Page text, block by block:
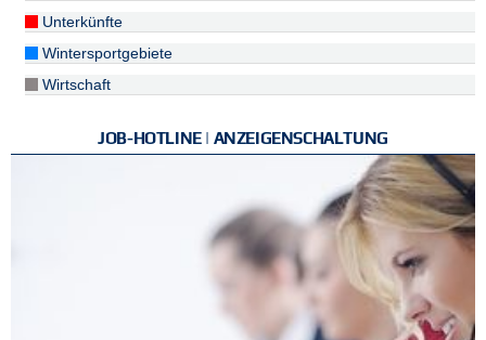
Unterkünfte
Wintersportgebiete
Wirtschaft
JOB-HOTLINE | ANZEIGENSCHALTUNG